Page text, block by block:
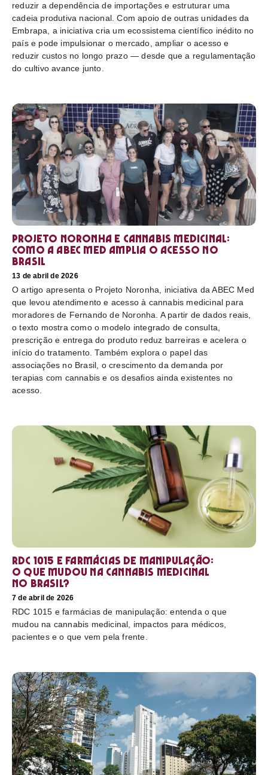
reduzir a dependência de importações e estruturar uma
cadeia produtiva nacional. Com apoio de outras unidades da
Embrapa, a iniciativa cria um ecossistema científico inédito no
país e pode impulsionar o mercado, ampliar o acesso e
reduzir custos no longo prazo — desde que a regulamentação
do cultivo avance junto.
Projeto Noronha e cannabis medicinal:
como a ABEC Med amplia o acesso no
Brasil
13 de abril de 2026
O artigo apresenta o Projeto Noronha, iniciativa da ABEC Med
que levou atendimento e acesso à cannabis medicinal para
moradores de Fernando de Noronha. A partir de dados reais,
o texto mostra como o modelo integrado de consulta,
prescrição e entrega do produto reduz barreiras e acelera o
início do tratamento. Também explora o papel das
associações no Brasil, o crescimento da demanda por
terapias com cannabis e os desafios ainda existentes no
acesso.
RDC 1015 e farmácias de manipulação:
o que mudou na cannabis medicinal
no Brasil?
7 de abril de 2026
RDC 1015 e farmácias de manipulação: entenda o que
mudou na cannabis medicinal, impactos para médicos,
pacientes e o que vem pela frente.